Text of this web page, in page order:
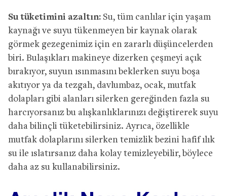
Su tüketimini azaltın: Su, tüm canlılar için yaşam
kaynağı ve suyu tükenmeyen bir kaynak olarak
görmek gezegenimiz için en zararlı düşüncelerden
biri. Bulaşıkları makineye dizerken çeşmeyi açık
bırakıyor, suyun ısınmasını beklerken suyu boşa
akıtıyor ya da tezgah, davlumbaz, ocak, mutfak
dolapları gibi alanları silerken gereğinden fazla su
harcıyorsanız bu alışkanlıklarınızı değiştirerek suyu
daha bilinçli tüketebilirsiniz. Ayrıca, özellikle
mutfak dolaplarını silerken temizlik bezini hafif ılık
su ile ıslatırsanız daha kolay temizleyebilir, böylece
daha az su kullanabilirsiniz.